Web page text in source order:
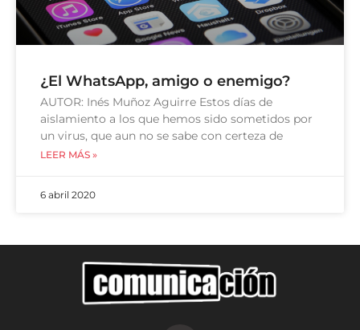
¿El WhatsApp, amigo o enemigo?
AUTOR: Inés Muñoz Aguirre Estos días de
aislamiento a los que hemos sido sometidos por
un virus, que aun no se sabe con certeza de
LEER MÁS »
6 abril 2020